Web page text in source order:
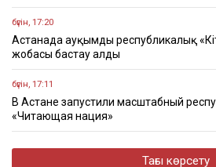
бүгін, 17:20
Астанада ауқымды республикалық
жобасы бастау алды
бүгін, 17:11
В Астане запустили масштабный
«Читающая нация»
бүгін, 17:08
В Казахстане создается новаяТағы көрсету